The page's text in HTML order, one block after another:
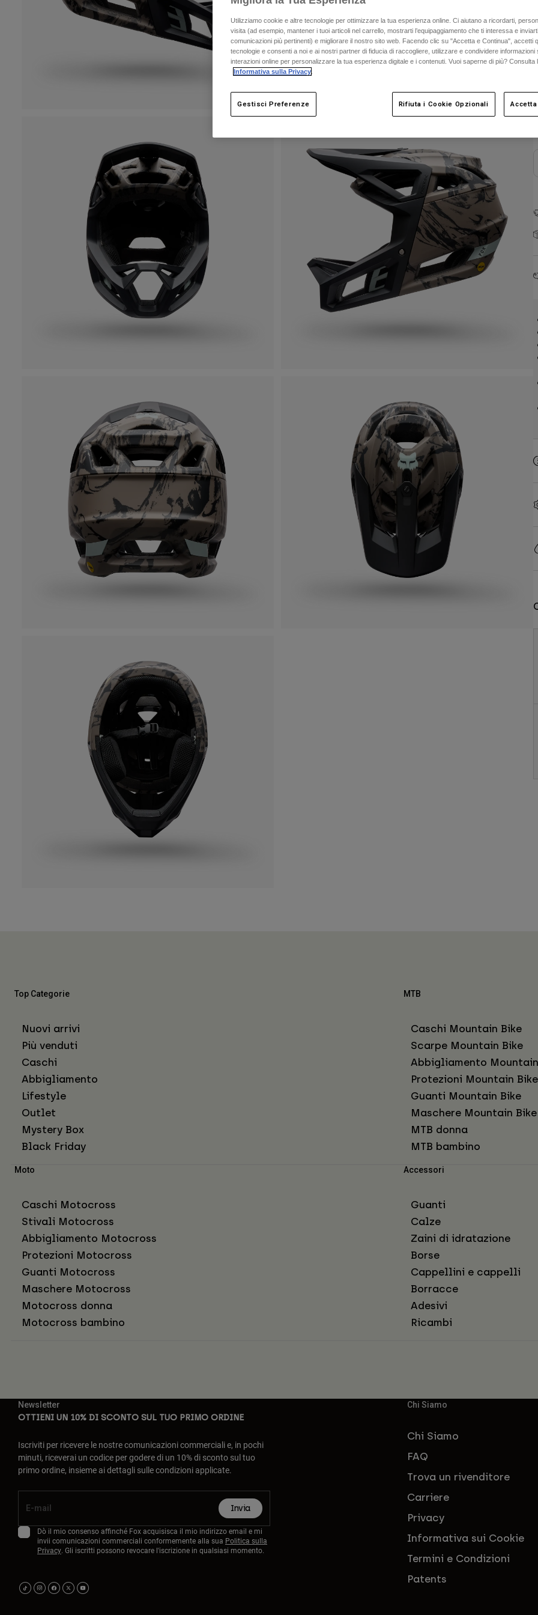
Top Categorie
Nuovi arrivi
Più venduti
Caschi
Abbigliamento
Lifestyle
Outlet
Mystery Box
Black Friday
MTB
Caschi Mountain Bike
Scarpe Mountain Bike
Abbigliamento
Protezioni Mountain Bike
Guanti Mountain Bike
Maschere Mountain Bike
MTB donna
MTB bambino
Moto
Caschi Motocross
Stivali Motocross
Abbigliamento Motocross
Protezioni Motocross
Guanti Motocross
Maschere Motocross
Motocross donna
Motocross bambino
Accessori
Guanti
Calze
Zaini di idratazione
Borse
Cappellini e cappelli
Borracce
Adesivi
Ricambi
Newsletter
OTTIENI UN 10% DI SCONTO SUL TUO PRIMO ORDINE
Iscriviti per ricevere le nostre comunicazioni commerciali e, in pochi
minuti, riceverai un codice per godere di un 10% di sconto sul tuo
primo ordine, insieme ai dettagli sulle condizioni applicate.
Invia
Dò il mio consenso affinché Fox acquisisca il mio indirizzo email e mi
invii comunicazioni commerciali conformemente alla sua Politica sulla
Privacy. Gli iscritti possono revocare l'iscrizione in qualsiasi momento.
Chi Siamo
Chi Siamo
FAQ
Trova un rivenditore
Carriere
Privacy
Informativa sui Cookie
Termini e Condizioni
Patents
Utilizziamo cookie e altre tecnologie per ottimizzare la tua esperienza online. Ci aiutano a ricordarti,
visita (ad esempio, mantener i tuoi articoli nel carrello, mostrarti l’equipaggiamento che ti interessa e
comunicazioni più pertinenti) e migliorare il nostro sito web. Facendo clic su "Accetta e Continua", accetti
tecnologie e consenti a noi e ai nostri partner di fiducia di raccogliere, utilizzare e condividere informazioni
interazioni online per personalizzare la tua esperienza digitale e i contenuti. Vuoi saperne di più? Consulta
Informativa sulla Privacy
Gestisci Preferenze Rifiuta i Cookie Opzionali